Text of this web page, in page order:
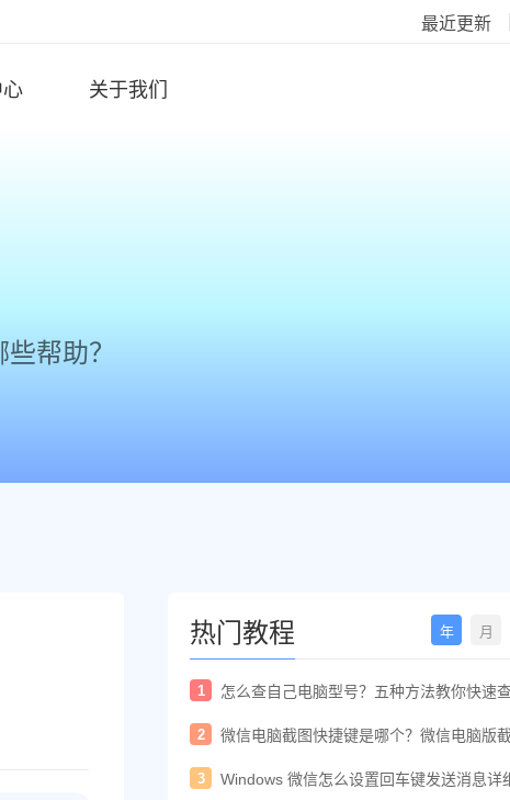
最近更新
关于我们
帮助？
热门教程 年 月
1
怎么查自己电脑型号？五种方法教你快速
2
微信电脑截图快捷键是哪个？微信电脑版
3
Windows 微信怎么设置回车键发送消息详